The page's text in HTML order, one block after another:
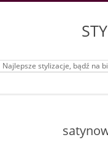
Najlepsze stylizacje, bądź na